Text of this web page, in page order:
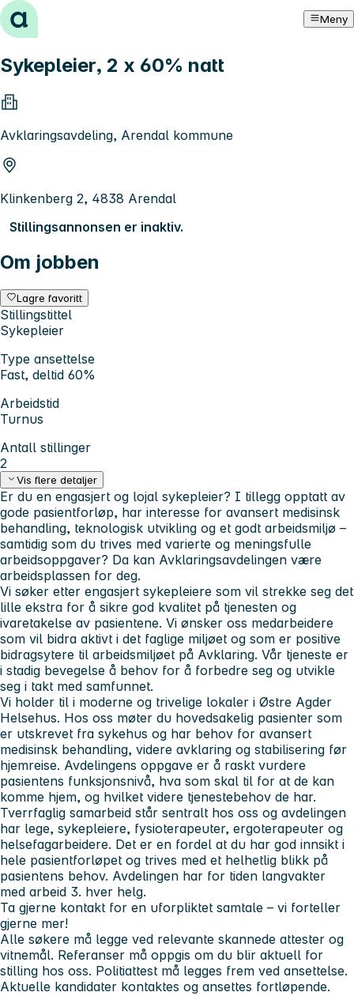
Hopp til innhold Meny
Sykepleier, 2 x 60% natt
Avklaringsavdeling, Arendal kommune
Klinkenberg 2, 4838 Arendal
Stillingsannonsen er inaktiv.
Om jobben
Lagre favoritt
Stillingstittel
Sykepleier
Type ansettelse
Fast, deltid 60%
Arbeidstid
Turnus
Antall stillinger
2
Vis flere detaljer
Er du en engasjert og lojal sykepleier? I tillegg opptatt av
gode pasientforløp, har interesse for avansert medisinsk
behandling, teknologisk utvikling og et godt arbeidsmiljø –
samtidig som du trives med varierte og meningsfulle
arbeidsoppgaver? Da kan Avklaringsavdelingen være
arbeidsplassen for deg.
Vi søker etter engasjert sykepleiere som vil strekke seg det
lille ekstra for å sikre god kvalitet på tjenesten og
ivaretakelse av pasientene. Vi ønsker oss medarbeidere
som vil bidra aktivt i det faglige miljøet og som er positive
bidragsytere til arbeidsmiljøet på Avklaring. Vår tjeneste er
i stadig bevegelse å behov for å forbedre seg og utvikle
seg i takt med samfunnet.
Vi holder til i moderne og trivelige lokaler i Østre Agder
Helsehus. Hos oss møter du hovedsakelig pasienter som
er utskrevet fra sykehus og har behov for avansert
medisinsk behandling, videre avklaring og stabilisering før
hjemreise. Avdelingens oppgave er å raskt vurdere
pasientens funksjonsnivå, hva som skal til for at de kan
komme hjem, og hvilket videre tjenestebehov de har.
Tverrfaglig samarbeid står sentralt hos oss og avdelingen
har lege, sykepleiere, fysioterapeuter, ergoterapeuter og
helsefagarbeidere. Det er en fordel at du har god innsikt i
hele pasientforløpet og trives med et helhetlig blikk på
pasientens behov. Avdelingen har for tiden langvakter
med arbeid 3. hver helg.
Ta gjerne kontakt for en uforpliktet samtale – vi forteller
gjerne mer!
Alle søkere må legge ved relevante skannede attester og
vitnemål. Referanser må oppgis om du blir aktuell for
stilling hos oss. Politiattest må legges frem ved ansettelse.
Aktuelle kandidater kontaktes og ansettes fortløpende.